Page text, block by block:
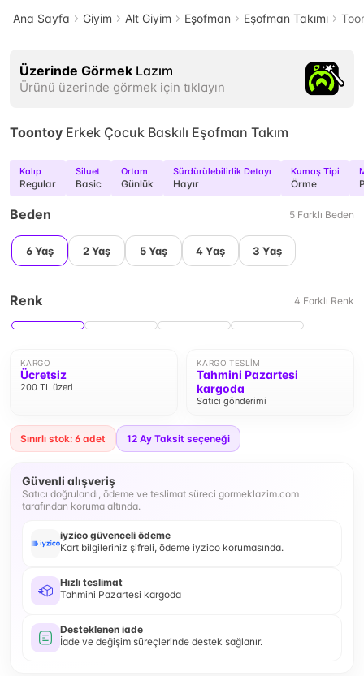
Ana Sayfa Giyim Alt Giyim Eşofman Eşofman Takımı
Üzerinde Görmek Lazım
Ürünü üzerinde görmek için tıklayın
Toontoy Erkek Çocuk Baskılı Eşofman Takım
Kalıp
Regular
Siluet
Basic
Ortam
Günlük
Sürdürülebilirlik Detayı
Hayır
Kumaş Tipi
Örme
Beden 5 Farklı Beden
6 Yaş 2 Yaş 5 Yaş 4 Yaş 3 Yaş
Renk 4 Farklı Renk
KARGO
Ücretsiz
200 TL üzeri
KARGO TESLIM
Tahmini Pazartesi
kargoda
Satıcı gönderimi
Sınırlı stok: 6 adet 12 Ay Taksit seçeneği
Güvenli alışveriş
Satıcı doğrulandı, ödeme ve teslimat süreci gormeklazim.com
tarafından koruma altında.
iyzico güvenceli ödeme
Kart bilgileriniz şifreli, ödeme iyzico korumasında.
Hızlı teslimat
Tahmini Pazartesi kargoda
Desteklenen iade
İade ve değişim süreçlerinde destek sağlanır.